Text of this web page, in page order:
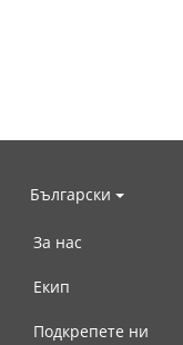
Български
За нас
Екип
Подкрепете ни